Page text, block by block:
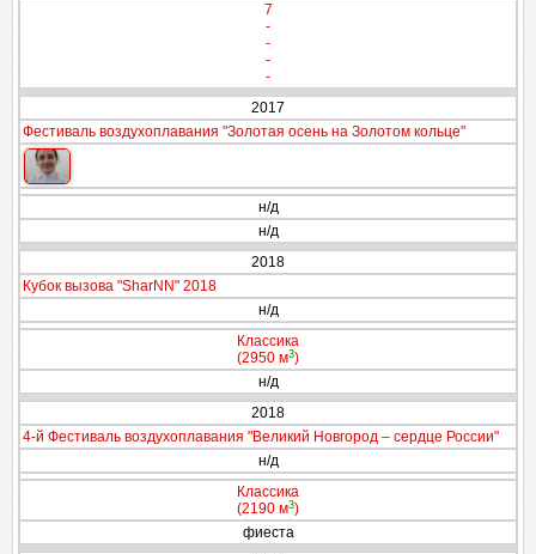
7
-
-
-
-
2017
Фестиваль воздухоплавания "Золотая осень на Золотом кольце"
н/д
н/д
2018
Кубок вызова "SharNN" 2018
н/д
Классика
(2950 м3)
н/д
2018
4-й Фестиваль воздухоплавания "Великий Новгород – сердце России"
н/д
Классика
(2190 м3)
фиеста